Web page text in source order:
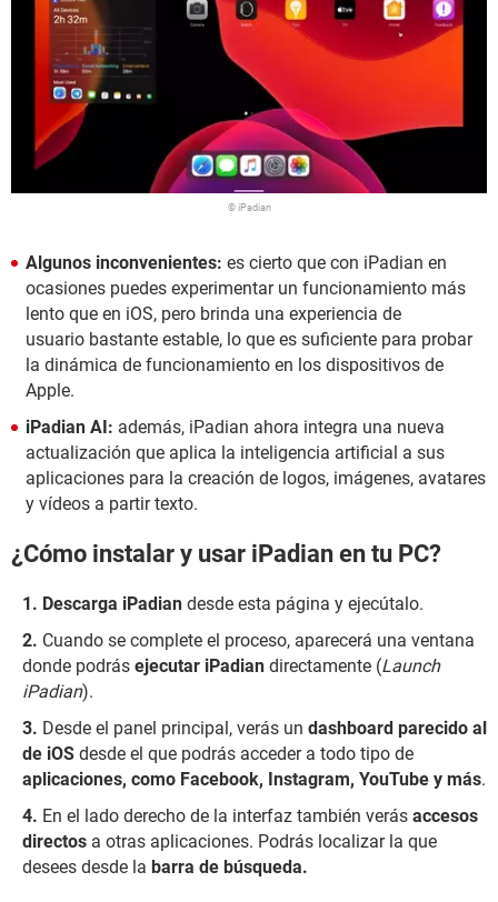
© iPadian
Algunos inconvenientes: es cierto que con iPadian en
ocasiones puedes experimentar un funcionamiento más
lento que en iOS, pero brinda una experiencia de
usuario bastante estable, lo que es suficiente para probar
la dinámica de funcionamiento en los dispositivos de
Apple.
iPadian AI: además, iPadian ahora integra una nueva
actualización que aplica la inteligencia artificial a sus
aplicaciones para la creación de logos, imágenes, avatares
y vídeos a partir texto.
¿Cómo instalar y usar iPadian en tu PC?
Descarga iPadian desde esta página y ejecútalo.
Cuando se complete el proceso, aparecerá una ventana
donde podrás ejecutar iPadian directamente (Launch
iPadian).
Desde el panel principal, verás un dashboard parecido al
de iOS desde el que podrás acceder a todo tipo de
aplicaciones, como Facebook, Instagram, YouTube y más.
En el lado derecho de la interfaz también verás accesos
directos a otras aplicaciones. Podrás localizar la que
desees desde la barra de búsqueda.